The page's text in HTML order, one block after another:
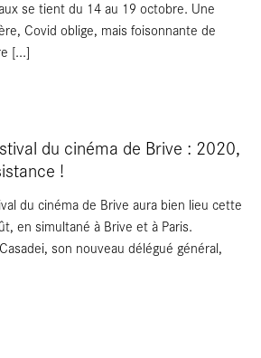
se tient du 14 au 19 octobre. Une
Covid oblige, mais foisonnante de
[...]
du cinéma de Brive : 2020,
!
du cinéma de Brive aura bien lieu cette
en simultané à Brive et à Paris.
son nouveau délégué général,